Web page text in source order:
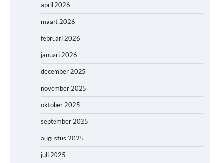
april 2026
maart 2026
februari 2026
januari 2026
december 2025
november 2025
oktober 2025
september 2025
augustus 2025
juli 2025